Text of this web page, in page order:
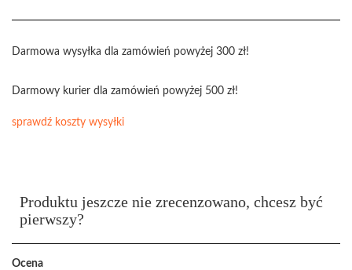
Darmowa wysyłka dla zamówień powyżej 300 zł!
Darmowy kurier dla zamówień powyżej 500 zł!
sprawdź koszty wysyłki
Produktu jeszcze nie zrecenzowano, chcesz być
pierwszy?
Ocena